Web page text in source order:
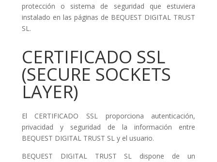
protección o sistema de seguridad que estuviera
instalado en las páginas de BEQUEST DIGITAL TRUST
SL.
CERTIFICADO SSL
(SECURE SOCKETS
LAYER)
El CERTIFICADO SSL proporciona autenticación,
privacidad y seguridad de la información entre
BEQUEST DIGITAL TRUST SL y el usuario.
BEQUEST DIGITAL TRUST SL dispone de un